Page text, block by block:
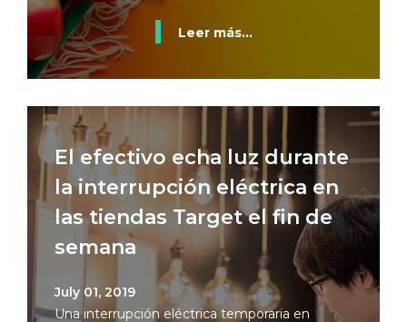
Leer más...
El efectivo echa luz durante
la interrupción eléctrica en
las tiendas Target el fin de
semana
July 01, 2019
Una interrupción eléctrica temporaria en